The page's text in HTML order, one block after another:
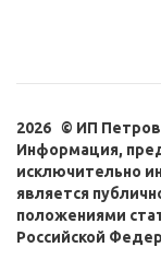
2026 © ИП
Информация,
исключительно
является
положениями
Российской